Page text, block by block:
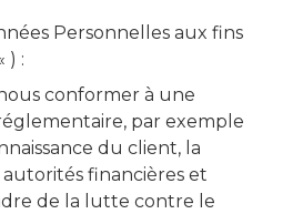
Personnelles aux fins
) :
conformer à une
par exemple
du client, la
financières et
de la lutte contre le